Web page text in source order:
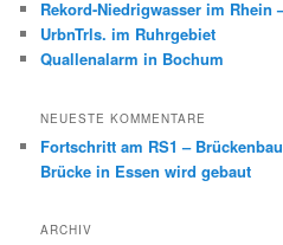
Rekord-Niedrigwasser im Rhein
UrbnTrls. im Ruhrgebiet
Quallenalarm in Bochum
NEUESTE KOMMENTARE
Fortschritt am RS1 –
Brücke in Essen wird gebaut
ARCHIV